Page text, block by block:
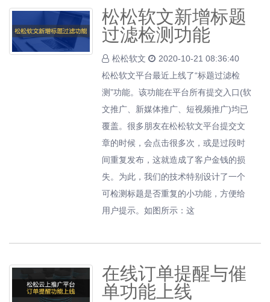
松松软文新增标题
过滤检测功能
松松软文
2020-10-21 08:36:40
松松软文平台最近上线了“标题过滤检
测”功能。该功能在平台所有提交入口(软
文推广、新媒体推广、短视频推广)均已
覆盖。很多朋友在松松软文平台提交文
章的时候，会点击很多次，或是过段时
间重复发布，这就造成了客户金钱的损
失。为此，我们的技术特别设计了一个
可检测标题是否重复的小功能，方便给
用户提示。如图所示：这
在线订单提醒与催
单功能上线